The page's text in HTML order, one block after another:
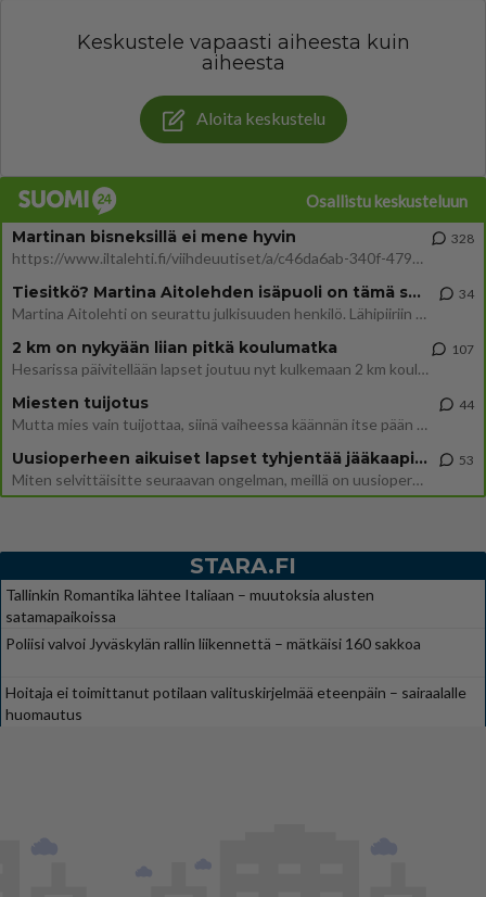
Keskustele vapaasti aiheesta kuin
aiheesta
Aloita keskustelu
Osallistu keskusteluun
Martinan bisneksillä ei mene hyvin
https://www.iltalehti.fi/viihdeuutiset/a/c46da6ab-340f-4790-aaa7-0865eed2336 Yrityksen konkurssihakemus on tullut kärä
328
Tiesitkö? Martina Aitolehden isäpuoli on tämä suosittu laulaja
Martina Aitolehti on seurattu julkisuuden henkilö. Lähipiiriin mahtuu muitakin tunnettuja henkilöitä. Tiesitkö, että Ma
34
2 km on nykyään liian pitkä koulumatka
Hesarissa päivitellään lapset joutuu nyt kulkemaan 2 km kouluun jösses. Ruostefillarilla tuo matka menee vaikka miten äk
107
Miesten tuijotus
Mutta mies vain tuijottaa, siinä vaiheessa käännän itse pään pois. Mikä juttu? Yleensä jos joku tuijottaa tai katsoo, hä
44
Uusioperheen aikuiset lapset tyhjentää jääkaapin käydessään
Miten selvittäisitte seuraavan ongelman, meillä on uusioperhe, minulla teini-ikäiset lapset ja puolisolla aikuiset, jotk
53
STARA.FI
Tallinkin Romantika lähtee Italiaan – muutoksia alusten
satamapaikoissa
Poliisi valvoi Jyväskylän rallin liikennettä – mätkäisi 160 sakkoa
Hoitaja ei toimittanut potilaan valituskirjelmää eteenpäin – sairaalalle
huomautus